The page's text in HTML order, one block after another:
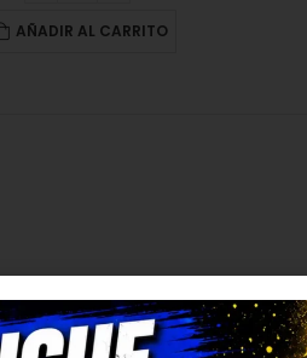
AÑADIR AL CARRITO